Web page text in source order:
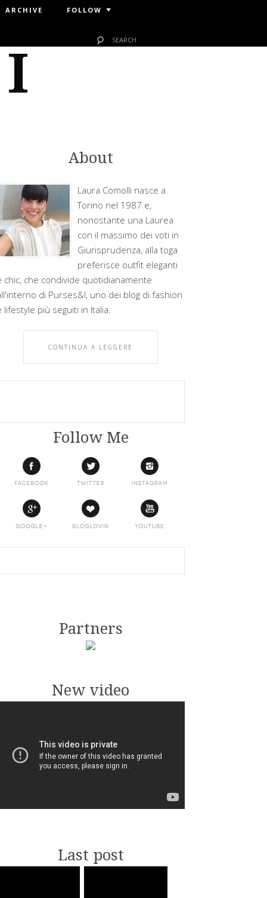
ARCHIVE FOLLOW
About
Laura Comolli nasce a
Torino nel 1987 e,
nonostante una Laurea
con il massimo dei voti in
Giurisprudenza, alla toga
preferisce outfit eleganti
chic, che condivide quotidianamente
di Purses&I, uno dei blog di fashion
lifestyle più seguiti in Italia.
CONTINUA A LEGGERE
Follow Me
Partners
New video
Last post